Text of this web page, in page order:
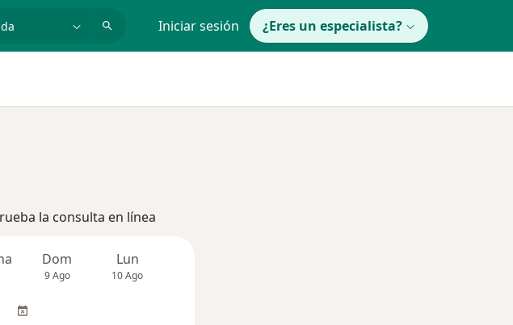
Iniciar sesión ¿Eres un especialista?
la consulta en línea
Dom
9 Ago
Lun
10 Ago